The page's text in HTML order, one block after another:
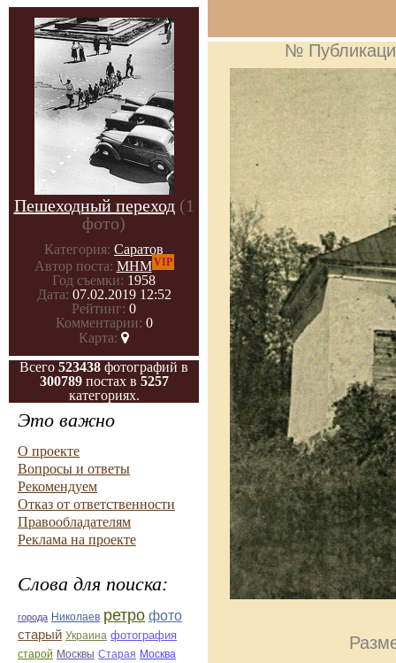
Пешеходный переход (1
фото)
Категория: Саратов
Автор поста: МНМVIP
Год съемки: 1958
Дата: 07.02.2019 12:52
Рейтинг: 0
Комментарии: 0
Карта:
Всего 523438 фотографий в
300789постах в 5257
категориях.
Это важно
О проекте
Вопросы и ответы
Рекомендуем
Отказ от ответственности
Правообладателям
Реклама на проекте
Слова для поиска:
города Николаев ретро фото
старый Украина фотография
старой Москвы Старая Москва
№